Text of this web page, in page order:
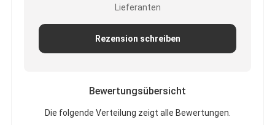
Lieferanten
Rezension schreiben
Bewertungsübersicht
Die folgende Verteilung zeigt alle Bewertungen.